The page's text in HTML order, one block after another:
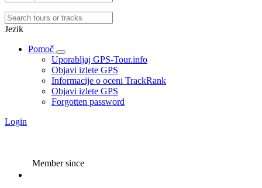
Jezik
Pomoč
Uporabljaj GPS-Tour.info
Objavi izlete GPS
Informacije o oceni TrackRank
Objavi izlete GPS
Forgotten password
Login
Member since